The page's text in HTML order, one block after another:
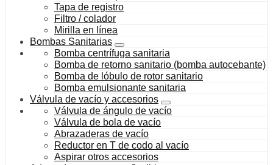
Tapa de registro
Filtro / colador
Mirilla en línea
Bombas Sanitarias
Bomba centrífuga sanitaria
Bomba de retorno sanitario (bomba autocebante)
Bomba de lóbulo de rotor sanitario
Bomba emulsionante sanitaria
Válvula de vacío y accesorios
Válvula de ángulo de vacío
Válvula de bola de vacío
Abrazaderas de vacío
Reductor en T de codo al vacío
Aspirar otros accesorios